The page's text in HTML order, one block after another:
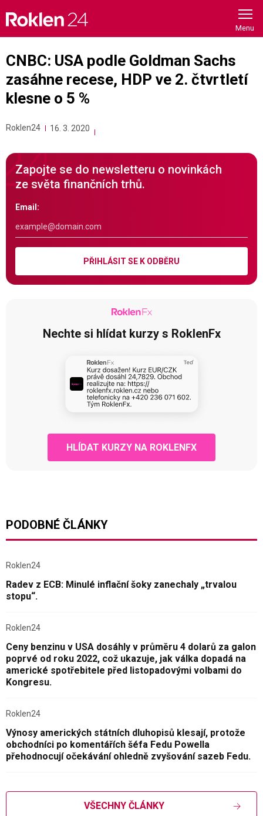
content
CNBC: USA podle Goldman Sachs
zasáhne recese, HDP ve 2. čtvrtletí
klesne o 5 %
Roklen24 16. 3. 2020
Zapojte se do newsletteru o novinkách
ze světa finančních trhů.
Email:
PŘIHLÁSIT SE K ODBĚRU
Nechte si hlídat kurzy s RoklenFx
HLÍDAT KURZY NA ROKLENFX
PODOBNÉ ČLÁNKY
Roklen24
Radev z ECB: Minulé inflační šoky zanechaly „trvalou
stopu“.
Roklen24
Ceny benzinu v USA dosáhly v průměru 4 dolarů za galon
poprvé od roku 2022, což ukazuje, jak válka dopadá na
americké spotřebitele před listopadovými volbami do
Kongresu.
Roklen24
Výnosy amerických státních dluhopisů klesají, protože
obchodníci po komentářích šéfa Fedu Powella
přehodnocují očekávání ohledně zvyšování sazeb Fedu.
VŠECHNY ČLÁNKY